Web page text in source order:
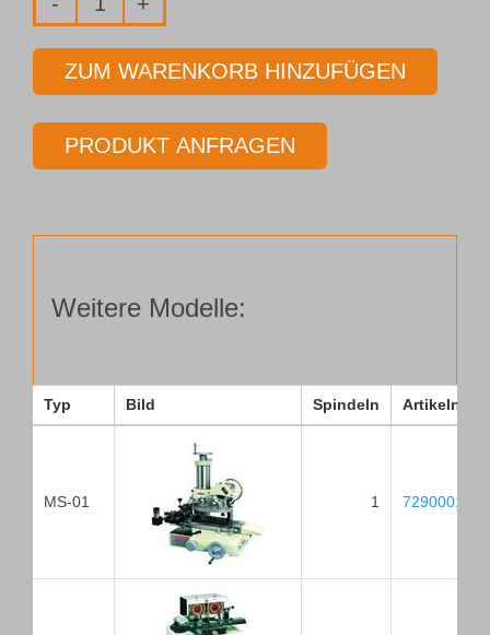
Mehrstationen-
Schleifmaschine
MS-
12
Menge
ZUM WARENKORB HINZUFÜGEN
PRODUKT ANFRAGEN
Weitere Modelle:
Typ Bild Spindeln
MS-01 1 729000125